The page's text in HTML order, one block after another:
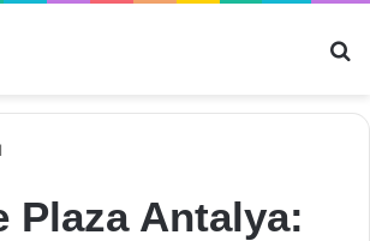
Plaza Antalya: